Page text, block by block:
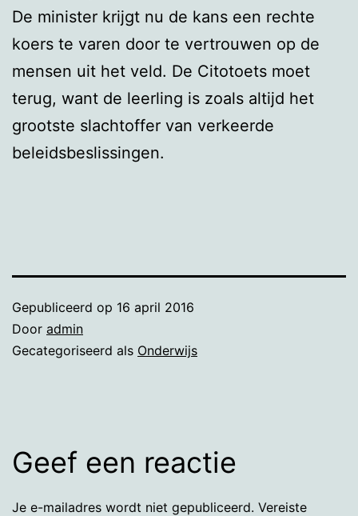
De minister krijgt nu de kans een rechte
koers te varen door te vertrouwen op de
mensen uit het veld. De Citotoets moet
terug, want de leerling is zoals altijd het
grootste slachtoffer van verkeerde
beleidsbeslissingen.
Gepubliceerd op 16 april 2016
Door admin
Gecategoriseerd als Onderwijs
Geef een reactie
Je e-mailadres wordt niet gepubliceerd. Vereiste